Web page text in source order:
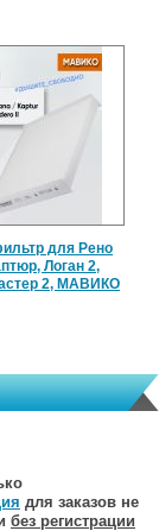
для Рено
Логан 2,
2, МАВИКО
для заказов не
без регистрации